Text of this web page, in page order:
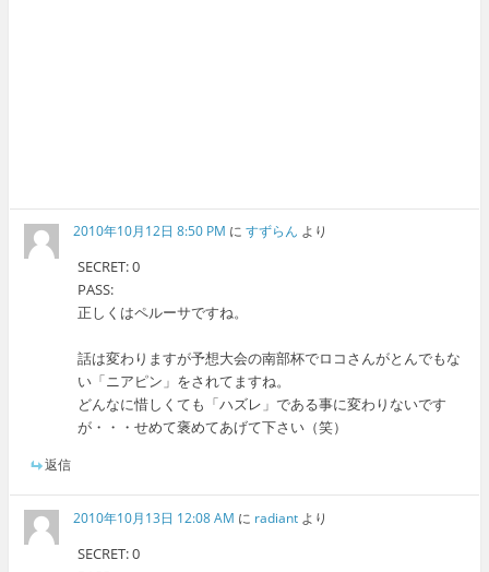
2010年10月12日 8:50 PM にすずらん より
SECRET: 0
PASS:
正しくはペルーサですね。
話は変わりますが予想大会の南部杯でロコさんがとんでもな
い「ニアピン」をされてますね。
どんなに惜しくても「ハズレ」である事に変わりないです
が・・・せめて褒めてあげて下さい（笑）
返信
2010年10月13日 12:08 AM に radiant より
SECRET: 0